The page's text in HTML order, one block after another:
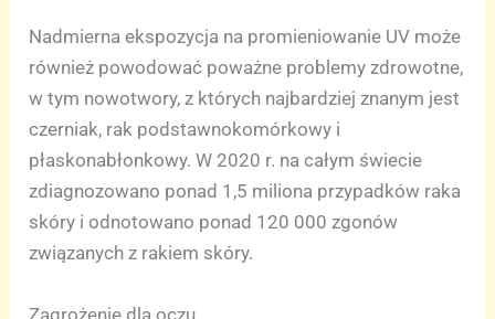
Nadmierna ekspozycja na promieniowanie UV może
również powodować poważne problemy zdrowotne,
w tym nowotwory, z których najbardziej znanym jest
czerniak, rak podstawnokomórkowy i
płaskonabłonkowy. W 2020 r. na całym świecie
zdiagnozowano ponad 1,5 miliona przypadków raka
skóry i odnotowano ponad 120 000 zgonów
związanych z rakiem skóry.
Zagrożenie dla oczu